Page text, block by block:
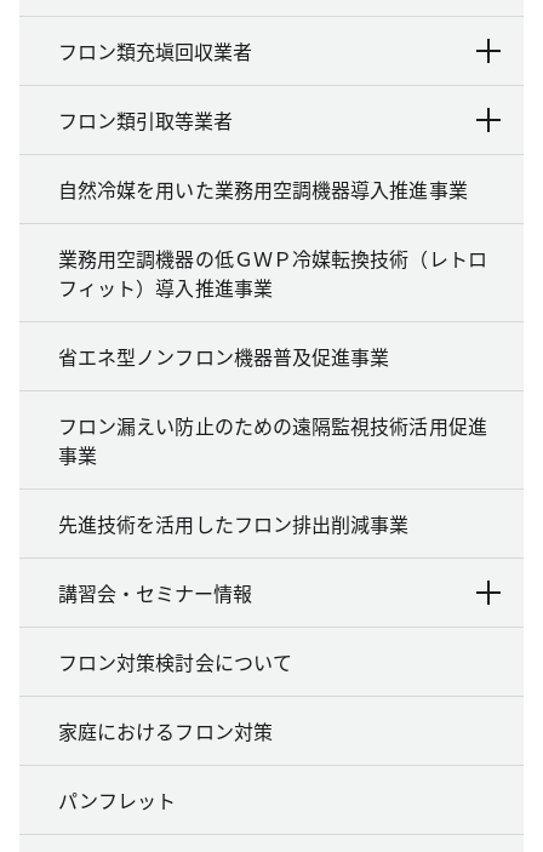
フロン類充塡回収業者
フロン類引取等業者
自然冷媒を用いた業務用空調機器導入推進事業
業務用空調機器の低ＧＷＰ冷媒転換技術（レトロ
フィット）導入推進事業
省エネ型ノンフロン機器普及促進事業
フロン漏えい防止のための遠隔監視技術活用促進
事業
先進技術を活用したフロン排出削減事業
講習会・セミナー情報
フロン対策検討会について
家庭におけるフロン対策
パンフレット